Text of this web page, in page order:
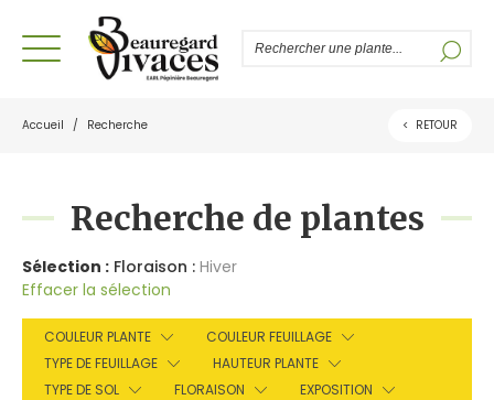
Accueil / Recherche < RETOUR
Recherche de plantes
Sélection : Floraison : Hiver
Effacer la sélection
COULEUR PLANTE
COULEUR FEUILLAGE
TYPE DE FEUILLAGE
HAUTEUR PLANTE
TYPE DE SOL
FLORAISON EXPOSITION